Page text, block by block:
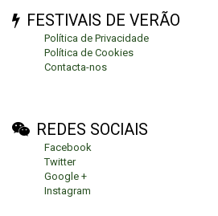
FESTIVAIS DE VERÃO
Política de Privacidade
Política de Cookies
Contacta-nos
REDES SOCIAIS
Facebook
Twitter
Google +
Instagram